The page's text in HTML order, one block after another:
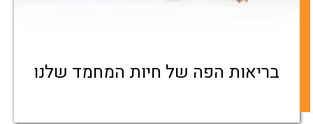
בריאות הפה של חיות המחמד שלנו